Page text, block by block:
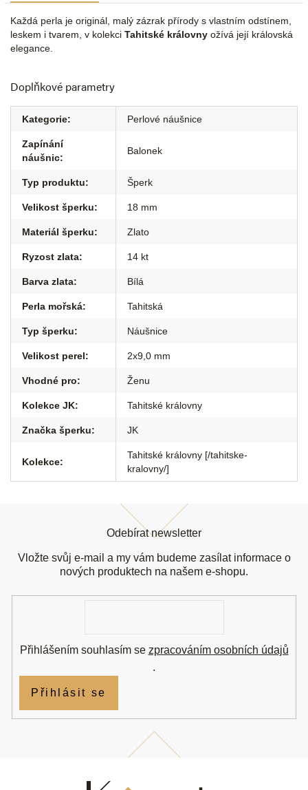
Každá perla je originál, malý zázrak přírody s vlastním odstínem,
leskem i tvarem, v kolekci Tahitské královny ožívá její královská
elegance.
Doplňkové parametry
Kategorie: Perlové náušnice
Zapínání
náušnic:
Balonek
Typ produktu: Šperk
Velikost šperku: 18 mm
Materiál šperku: Zlato
Ryzost zlata: 14 kt
Barva zlata: Bílá
Perla mořská: Tahitská
Typ šperku: Náušnice
Velikost perel: 2x9,0 mm
Vhodné pro: Ženu
Kolekce JK: Tahitské královny
Značka šperku: JK
Kolekce:
Tahitské královny [/tahitske-
kralovny/]
Odebírat newsletter
Vložte svůj e-mail a my vám budeme zasílat informace o
nových produktech na našem e-shopu.
Přihlášením souhlasím se zpracováním osobních údajů
.
Přihlásit se